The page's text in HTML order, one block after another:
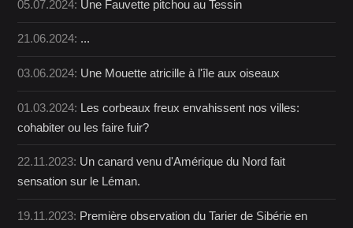
05.07.2024: Une Fauvette pitchou au Tessin
21.06.2024: ...
03.06.2024: Une Mouette atricille à l'île aux oiseaux
01.03.2024: Les corbeaux freux envahissent nos villes:
cohabiter ou les faire fuir?
22.11.2023: Un canard venu d'Amérique du Nord fait
sensation sur le Léman.
19.11.2023: Première observation du Tarier de Sibérie en